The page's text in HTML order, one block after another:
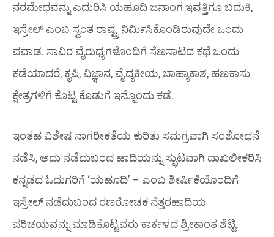
ನರಮೇಧವನ್ನು ಎದುರಿಸಿ ಯಹೂದಿ ಜನಾಂಗ ಇವತ್ತಿಗೂ ಬದುಕಿ,
ಇಸ್ರೇಲ್ ಎಂಬ ಸ್ವಂತ ರಾಷ್ಟ್ರ ನಿರ್ಮಿಸಿಕೊಂಡಿರುವುದೇ ಒಂದು
ಪವಾಡ. ಸಾವಿರ ವೈರುಧ್ಯಗಳೊಂದಿಗೆ ಸೆಣಸಾಟದ ಕಥೆ ಒಂದು
ಕಡೆಯಾದರೆ, ಕೃಷಿ, ವಿಜ್ಞಾನ, ವೈದ್ಯಕೀಯ, ಬಾಹ್ಯಾಕಾಶ, ಹಣಕಾಸು
ಕ್ಷೇತ್ರಗಳಿಗೆ ಕೊಟ್ಟ ಕೊಡುಗೆ ಇನ್ನೊಂದು ಕಡೆ.
ಇಂತಹ ವಿಶೇಷ ನಾಗರೀಕತೆಯ ಕುರಿತು ಸಮಗ್ರವಾಗಿ ಸಂಶೋಧನೆ
ನಡೆಸಿ, ಅದು ನಡೆದುಬಂದ ಹಾದಿಯನ್ನು ಸ್ಫುಟವಾಗಿ ದಾಖಲೀಕರಿಸಿ
ಕನ್ನಡದ ಓದುಗರಿಗೆ ‘ಯಹೂದಿ’ – ಎಂಬ ಶೀರ್ಷಿಕೆಯೊಂದಿಗೆ
ಇಸ್ರೇಲ್ ನಡೆದುಬಂದ ರಣರೋಚಕ ನೆತ್ತರಹಾದಿಯ
ಪರಿಚಯವನ್ನು ಮಾಡಿಕೊಟ್ಟವರು ಕಾರ್ಕಳದ ಶ್ರೀಕಾಂತ ಶೆಟ್ಟಿ.